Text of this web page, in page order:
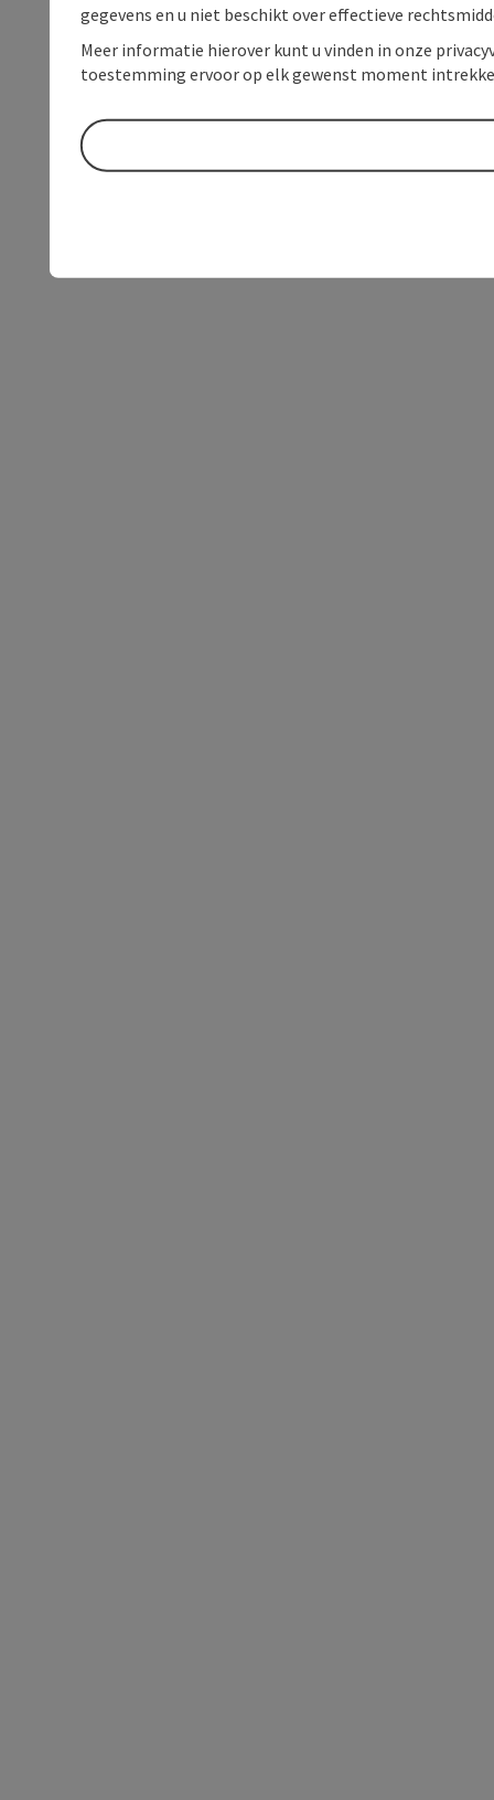
gegevens en u niet beschikt over effectieve
Meer informatie hierover kunt u vinden in onze
toestemming ervoor op elk gewenst moment